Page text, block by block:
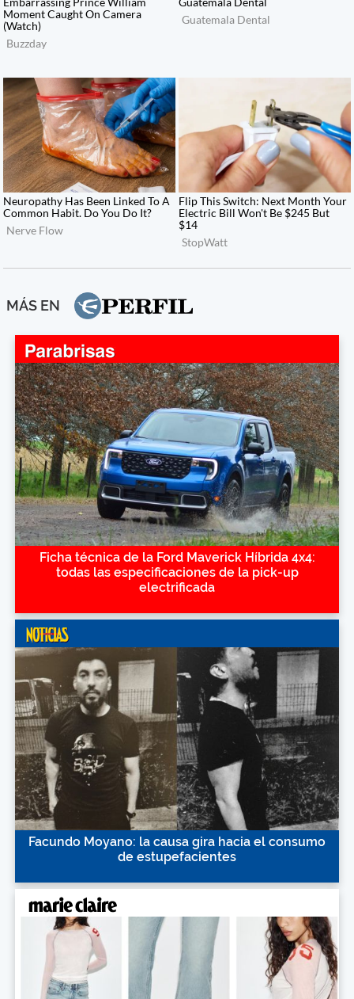
MÁS EN
Ficha técnica de la Ford Maverick Híbrida 4x4:
todas las especificaciones de la pick-up
electrificada
Facundo Moyano: la causa gira hacia el consumo
de estupefacientes